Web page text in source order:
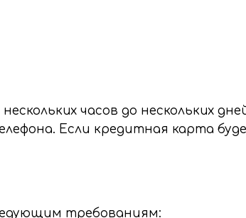
часов до нескольких
Если кредитная карта
требованиям: